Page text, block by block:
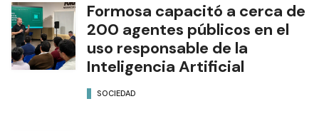
Formosa capacitó a cerca de
200 agentes públicos en el
uso responsable de la
Inteligencia Artificial
SOCIEDAD